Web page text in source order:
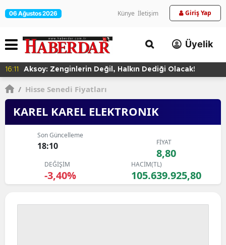
06 Ağustos 2026 Künye İletişim Giriş Yap
Üyelik
16:11 Aksoy: Zenginlerin Değil, Halkın Dediği Olacak!
/ Hisse Senedi Fiyatları
KAREL KAREL ELEKTRONIK
Son Güncelleme
18:10 FİYAT
8,80
DEĞİŞİM
-3,40%
HACİM(TL)
105.639.925,80